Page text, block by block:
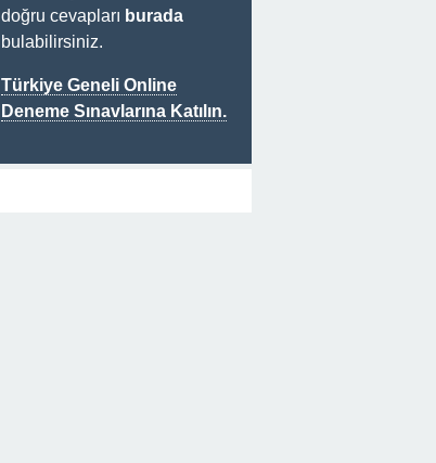
doğru cevapları burada
bulabilirsiniz.
Türkiye Geneli Online
Deneme Sınavlarına Katılın.